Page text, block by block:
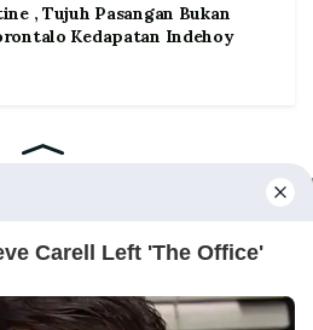
, Tujuh Pasangan Bukan
Kedapatan Indehoy
Redaksi Pedoman Media Siber